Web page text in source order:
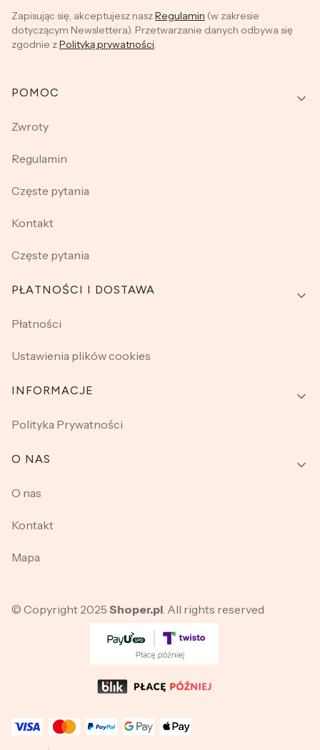
Zapisując się, akceptujesz naszRegulamin (w zakresie
dotyczącym Newslettera). Przetwarzanie danych odbywa się
zgodnie zPolityką prywatności.
Linki w stopce
POMOC
Zwroty
Regulamin
Częste pytania
Kontakt
Częste pytania
PŁATNOŚCI I DOSTAWA
Płatności
Ustawienia plików cookies
INFORMACJE
Polityka Prywatności
O NAS
O nas
Kontakt
Mapa
© Copyright 2025 Shoper.pl. All rights reserved